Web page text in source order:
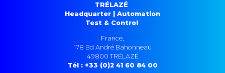
TRÉLAZÉ
Headquarter | Automation
Test & Control
France,
178 Bd André Bahonneau
49800 TRÉLAZÉ
Tél : +33 (0)2 41 60 84 00